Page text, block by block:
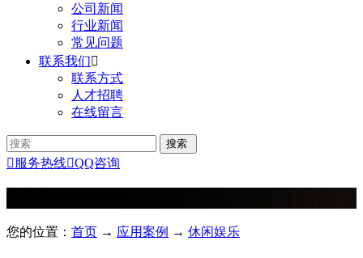
公司新闻
行业新闻
常见问题
联系我们
联系方式
人才招聘
在线留言
 服务热线QQ咨询
您的位置： 首页 → 应用案例 → 休闲娱乐